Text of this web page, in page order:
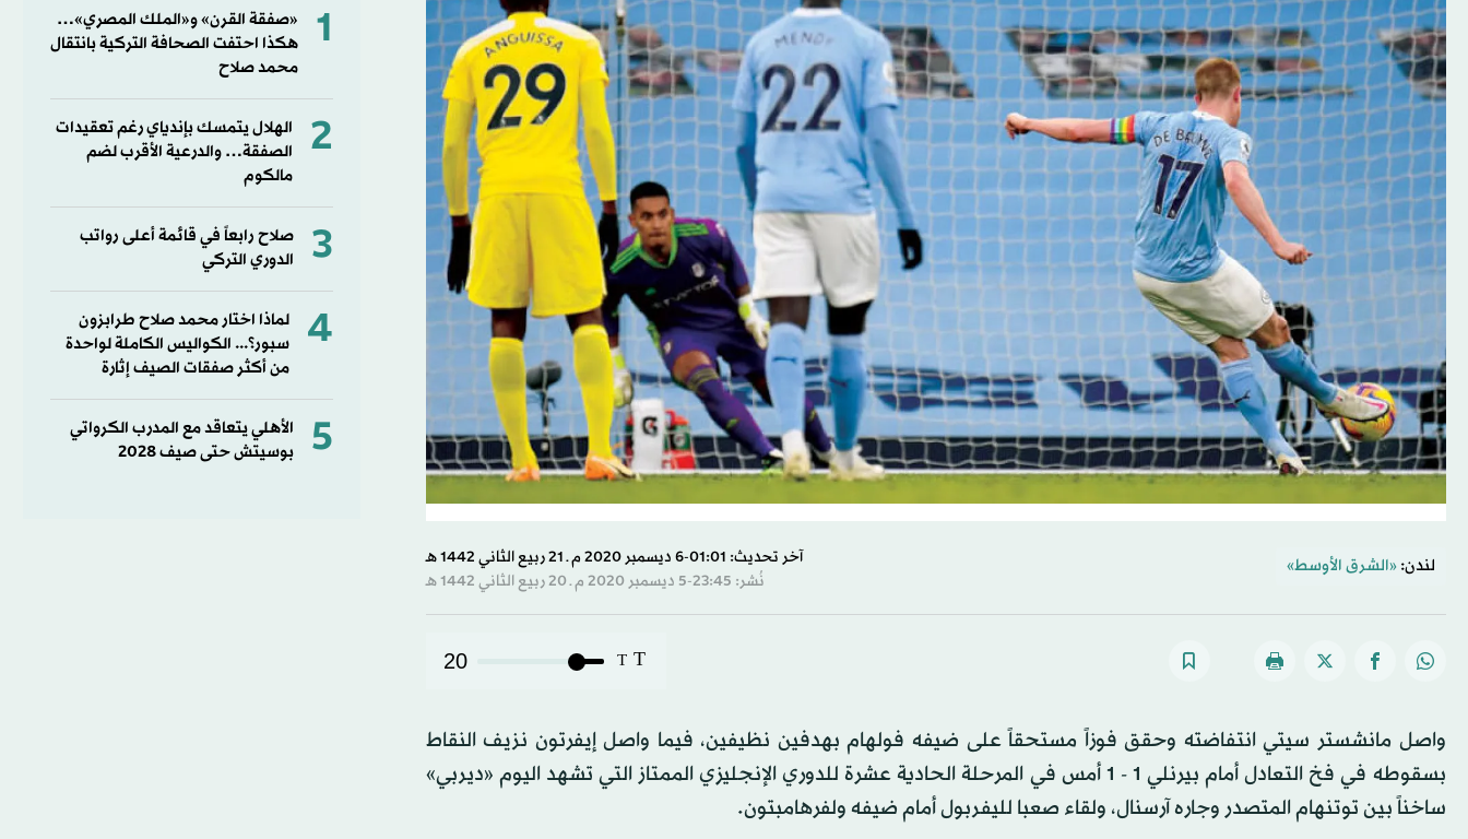
لندن: «الشرق الأوسط»
آخر تحديث: 01:01-6 ديسمبر 2020 م ـ 21 ربيع الثاني 1442 هـ
نُشر: 23:45-5 ديسمبر 2020 م ـ 20 ربيع الثاني 1442 هـ
T
T
20
واصل مانشستر سيتي انتفاضته وحقق فوزاً مستحقاً على ضيفه فولهام بهدفين نظيفين، فيما واصل إيفرتون نزيف النقاط
بسقوطه في فخ التعادل أمام بيرنلي 1 - 1 أمس في المرحلة الحادية عشرة للدوري الإنجليزي الممتاز التي تشهد اليوم «ديربي»
ساخناً بين توتنهام المتصدر وجاره آرسنال، ولقاء صعبا لليفربول أمام ضيفه ولفرهامبتون.
1
«صفقة القرن» و«الملك المصري»…
هكذا احتفت الصحافة التركية بانتقال
محمد صلاح
2
الهلال يتمسك بإندياي رغم تعقيدات
الصفقة… والدرعية الأقرب لضم
مالكوم
3
صلاح رابعاً في قائمة أعلى رواتب
الدوري التركي
4
لماذا اختار محمد صلاح طرابزون
سبور؟... الكواليس الكاملة لواحدة
من أكثر صفقات الصيف إثارة
5
الأهلي يتعاقد مع المدرب الكرواتي
بوسيتش حتى صيف 2028